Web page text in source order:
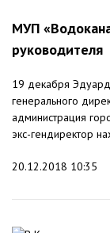
МУП
руководителя
19 декабря Эдуард
генерального
администрация
экс-гендиректор
20.12.2018 10:35